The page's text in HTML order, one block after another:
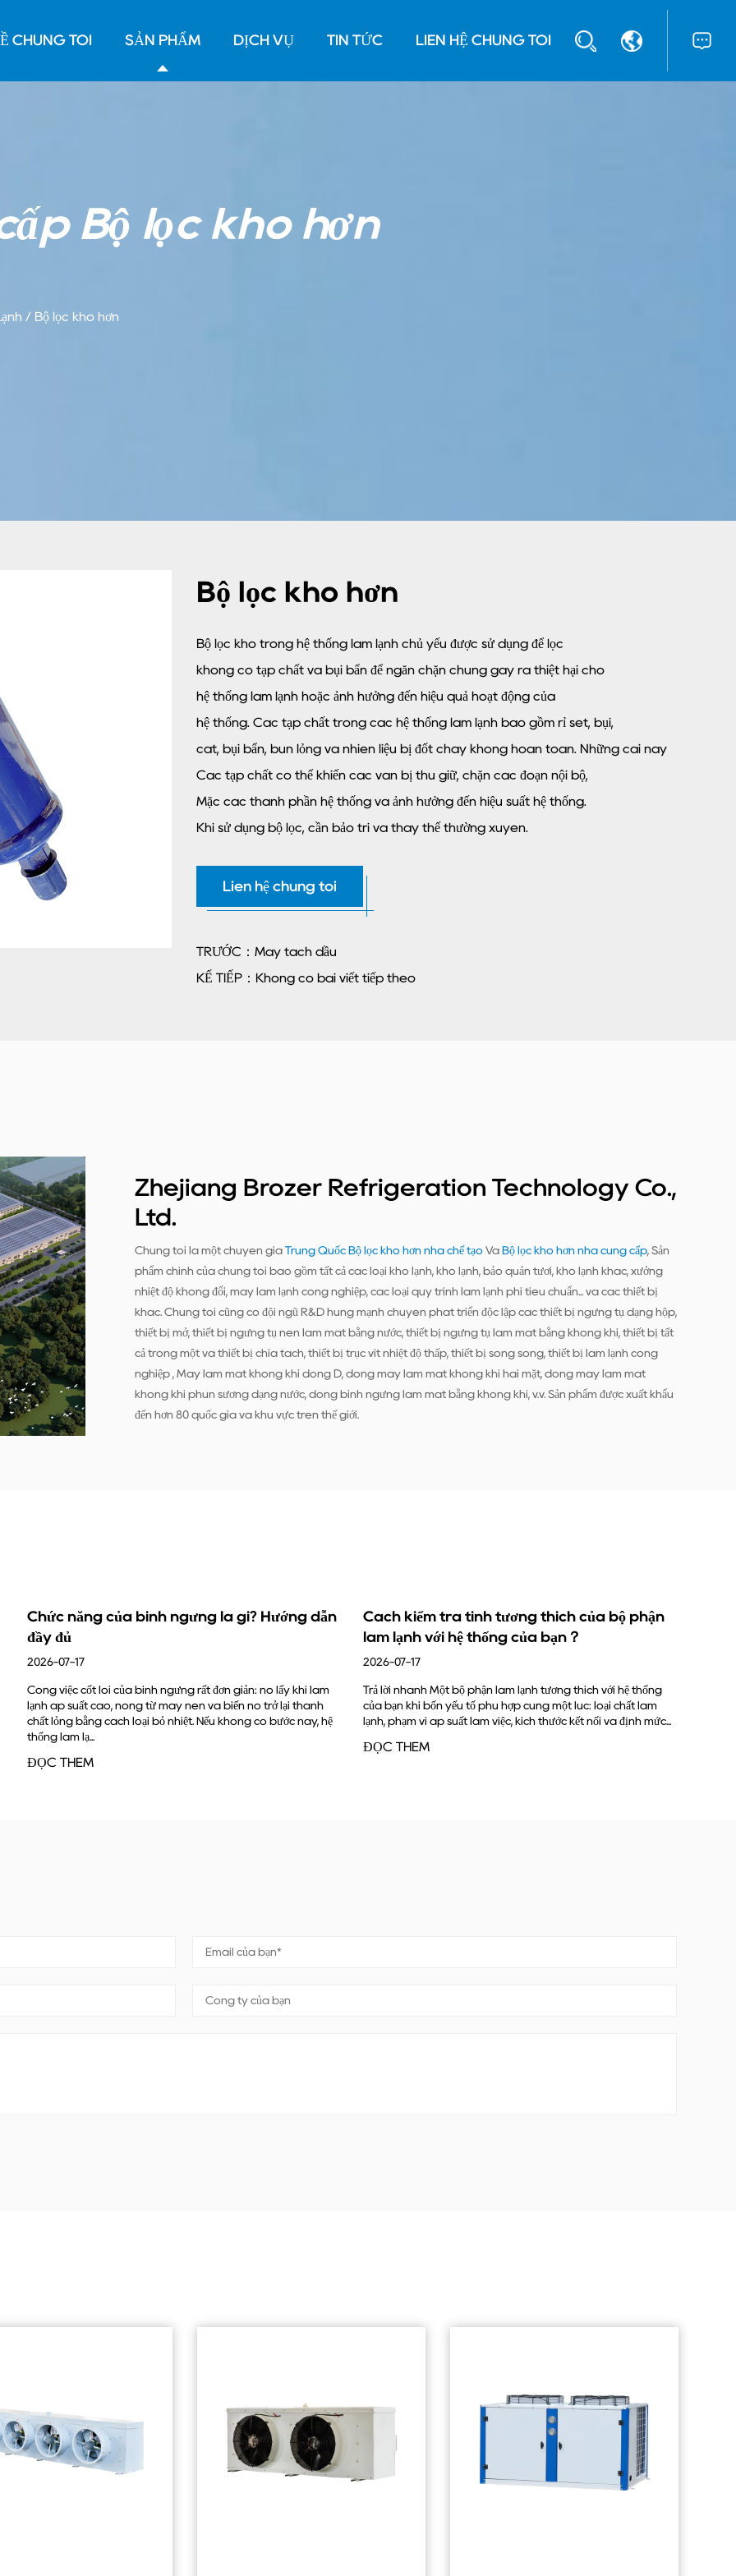
CHÚNG TÔI SẢN PHẨM DỊCH VỤ TIN TỨC LIÊN HỆ CHÚNG TÔI
Bộ lọc khô hơn
/ Bộ lọc khô hơn
Bộ lọc khô hơn
Bộ lọc khô trong hệ thống làm lạnh chủ yếu được sử dụng để lọc
không có tạp chất và bụi bẩn để ngăn chặn chúng gây ra thiệt hại cho
hệ thống làm lạnh hoặc ảnh hưởng đến hiệu quả hoạt động của
hệ thống. Các tạp chất trong các hệ thống làm lạnh bao gồm rỉ sét, bụi,
cát, bụi bẩn, bùn lỏng và nhiên liệu bị đốt cháy không hoàn toàn. Những cái này
Các tạp chất có thể khiến các van bị thu giữ, chặn các đoạn nội bộ,
Mặc các thành phần hệ thống và ảnh hưởng đến hiệu suất hệ thống.
Khi sử dụng bộ lọc, cần bảo trì và thay thế thường xuyên.
Liên hệ chúng tôi
TRƯỚC：Máy tách dầu
KẾ TIẾP：Không có bài viết tiếp theo
Zhejiang Brozer Refrigeration Technology Co.,
Ltd.
Chúng tôi là một chuyên gia Trung Quốc Bộ lọc khô hơn nhà chế tạo Và Bộ lọc khô hơn nhà cung cấp , Sản
phẩm chính của chúng tôi bao gồm tất cả các loại kho lạnh, kho lạnh, bảo quản tươi, kho lạnh khác, xưởng
nhiệt độ không đổi, máy làm lạnh công nghiệp, các loại quy trình làm lạnh phi tiêu chuẩn... và các thiết bị
khác. Chúng tôi cũng có đội ngũ R&D hùng mạnh chuyên phát triển độc lập các thiết bị ngưng tụ dạng hộp,
thiết bị mở, thiết bị ngưng tụ nén làm mát bằng nước, thiết bị ngưng tụ làm mát bằng không khí, thiết bị tất
cả trong một và thiết bị chia tách, thiết bị trục vít nhiệt độ thấp, thiết bị song song, thiết bị làm lạnh công
nghiệp , Máy làm mát không khí dòng D, dòng máy làm mát không khí hai mặt, dòng máy làm mát
không khí phun sương dạng nước, dòng bình ngưng làm mát bằng không khí, v.v. Sản phẩm được xuất khẩu
đến hơn 80 quốc gia và khu vực trên thế giới.
là gì? Hướng dẫn
rất đơn giản: nó lấy khí làm
và biến nó trở lại thành
Nếu không có bước này, hệ
Cách kiểm tra tính tương thích của bộ phận
làm lạnh với hệ thống của bạn？
Trả lời nhanh Một bộ phận làm lạnh tương thích với hệ thống
của bạn khi bốn yếu tố phù hợp cùng một lúc: loại chất làm
lạnh, phạm vi áp suất làm việc, kích thước kết nối và định mức...
Chức năng của bình ngưng là
2026-07-10
lạnh nóng, áp suất cao thoát ra khỏi máy
lại thành chất lỏng. Khi làm như vậy, nó
môi chất...